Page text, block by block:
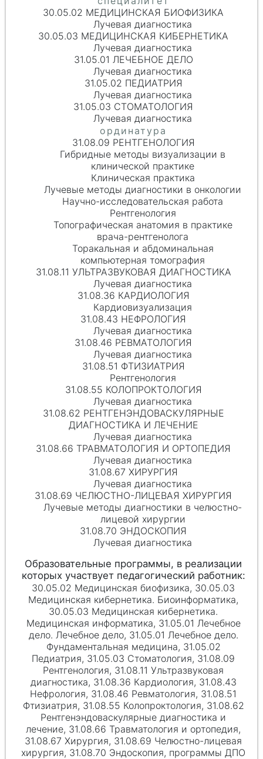
30.05.02 МЕДИЦИНСКАЯ БИОФИЗИКА
Лучевая диагностика
30.05.03 МЕДИЦИНСКАЯ КИБЕРНЕТИКА
Лучевая диагностика
31.05.01 ЛЕЧЕБНОЕ ДЕЛО
Лучевая диагностика
31.05.02 ПЕДИАТРИЯ
Лучевая диагностика
31.05.03 СТОМАТОЛОГИЯ
Лучевая диагностика
31.08.09 РЕНТГЕНОЛОГИЯ
Гибридные методы визуализации в
клинической практике
Клиническая практика
Лучевые методы диагностики в онкологии
Научно-исследовательская работа
Рентгенология
Топографическая анатомия в практике
врача-рентгенолога
Торакальная и абдоминальная
компьютерная томография
31.08.11 УЛЬТРАЗВУКОВАЯ ДИАГНОСТИКА
Лучевая диагностика
31.08.36 КАРДИОЛОГИЯ
Кардиовизуализация
31.08.43 НЕФРОЛОГИЯ
Лучевая диагностика
31.08.46 РЕВМАТОЛОГИЯ
Лучевая диагностика
31.08.51 ФТИЗИАТРИЯ
Рентгенология
31.08.55 КОЛОПРОКТОЛОГИЯ
Лучевая диагностика
31.08.62 РЕНТГЕНЭНДОВАСКУЛЯРНЫЕ
ДИАГНОСТИКА И ЛЕЧЕНИЕ
Лучевая диагностика
31.08.66 ТРАВМАТОЛОГИЯ И ОРТОПЕДИЯ
Лучевая диагностика
31.08.67 ХИРУРГИЯ
Лучевая диагностика
31.08.69 ЧЕЛЮСТНО-ЛИЦЕВАЯ ХИРУРГИЯ
Лучевые методы диагностики в челюстно-
лицевой хирургии
31.08.70 ЭНДОСКОПИЯ
Лучевая диагностика
30.05.02 Медицинская биофизика, 30.05.03
Медицинская кибернетика. Биоинформатика,
30.05.03 Медицинская кибернетика.
Медицинская информатика, 31.05.01 Лечебное
дело. Лечебное дело, 31.05.01 Лечебное дело.
Фундаментальная медицина, 31.05.02
Педиатрия, 31.05.03 Стоматология, 31.08.09
Рентгенология, 31.08.11 Ультразвуковая
диагностика, 31.08.36 Кардиология, 31.08.43
Нефрология, 31.08.46 Ревматология, 31.08.51
Фтизиатрия, 31.08.55 Колопроктология, 31.08.62
Рентгенэндоваскулярные диагностика и
лечение, 31.08.66 Травматология и ортопедия,
31.08.67 Хирургия, 31.08.69 Челюстно-лицевая
хирургия, 31.08.70 Эндоскопия, программы ДПО